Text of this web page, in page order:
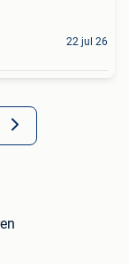
22 jul 26